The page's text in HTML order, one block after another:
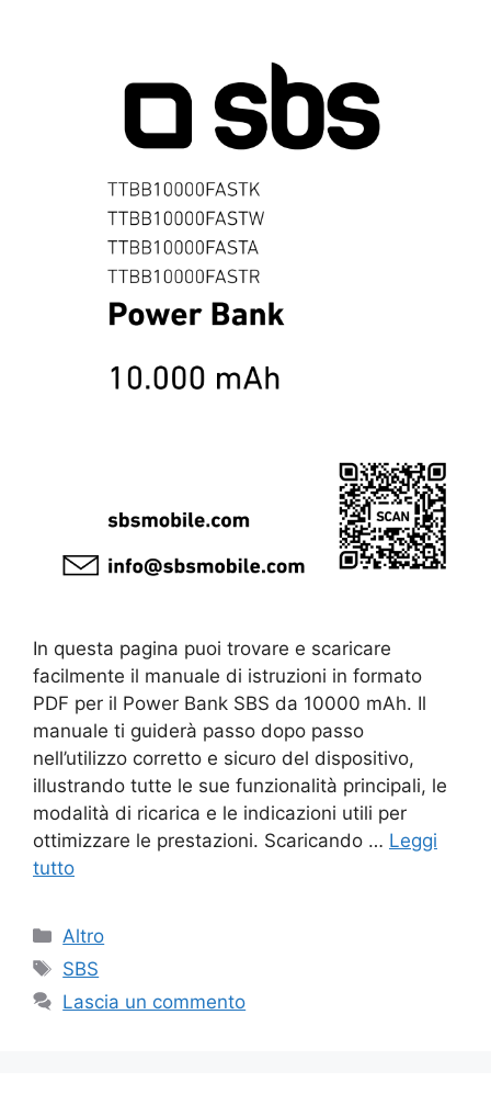
In questa pagina puoi trovare e scaricare
facilmente il manuale di istruzioni in formato
PDF per il Power Bank SBS da 10000 mAh. Il
manuale ti guiderà passo dopo passo
nell’utilizzo corretto e sicuro del dispositivo,
illustrando tutte le sue funzionalità principali, le
modalità di ricarica e le indicazioni utili per
ottimizzare le prestazioni. Scaricando … Leggi
tutto
Categorie
Altro
Tag
SBS
Lascia un commento